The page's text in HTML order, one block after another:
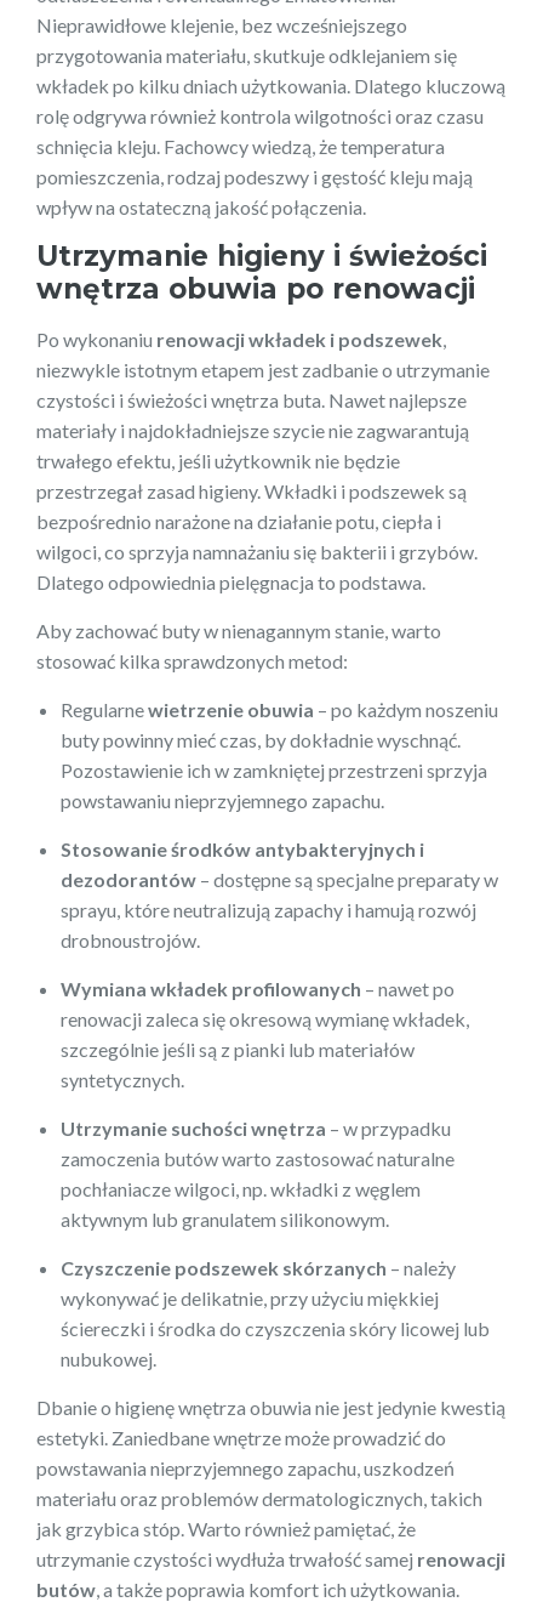
Nieprawidłowe klejenie, bez wcześniejszego
przygotowania materiału, skutkuje odklejaniem się
wkładek po kilku dniach użytkowania. Dlatego kluczową
rolę odgrywa również kontrola wilgotności oraz czasu
schnięcia kleju. Fachowcy wiedzą, że temperatura
pomieszczenia, rodzaj podeszwy i gęstość kleju mają
wpływ na ostateczną jakość połączenia.
Utrzymanie higieny i świeżości
wnętrza obuwia po renowacji
Po wykonaniu renowacji wkładek i podszewek
niezwykle istotnym etapem jest zadbanie o utrzymanie
czystości i świeżości wnętrza buta. Nawet najlepsze
materiały i najdokładniejsze szycie nie zagwarantują
trwałego efektu, jeśli użytkownik nie będzie
przestrzegał zasad higieny. Wkładki i podszewek są
bezpośrednio narażone na działanie potu, ciepła i
wilgoci, co sprzyja namnażaniu się bakterii i grzybów.
Dlatego odpowiednia pielęgnacja to podstawa.
Aby zachować buty w nienagannym stanie, warto
stosować kilka sprawdzonych metod:
Regularnewietrzenie obuwia – po każdym noszeniu
buty powinny mieć czas, by dokładnie wyschnąć.
Pozostawienie ich w zamkniętej przestrzeni sprzyja
powstawaniu nieprzyjemnego zapachu.
Stosowanie środków antybakteryjnych i
dezodorantów – dostępne są specjalne preparaty w
sprayu, które neutralizują zapachy i hamują rozwój
drobnoustrojów.
Wymiana wkładek profilowanych – nawet po
renowacji zaleca się okresową wymianę wkładek,
szczególnie jeśli są z pianki lub materiałów
syntetycznych.
Utrzymanie suchości wnętrza – w przypadku
zamoczenia butów warto zastosować naturalne
pochłaniacze wilgoci, np. wkładki z węglem
aktywnym lub granulatem silikonowym.
Czyszczenie podszewek skórzanych – należy
wykonywać je delikatnie, przy użyciu miękkiej
ściereczki i środka do czyszczenia skóry licowej lub
nubukowej.
Dbanie o higienę wnętrza obuwia nie jest jedynie kwestią
estetyki. Zaniedbane wnętrze może prowadzić do
powstawania nieprzyjemnego zapachu, uszkodzeń
materiału oraz problemów dermatologicznych, takich
jak grzybica stóp. Warto również pamiętać, że
utrzymanie czystości wydłuża trwałość samej renowacji
butów , a także poprawia komfort ich użytkowania.